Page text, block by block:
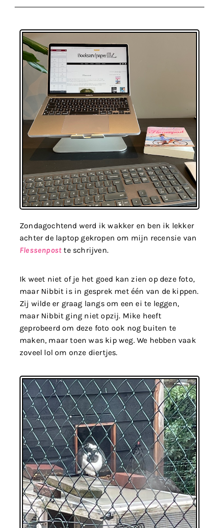
Zondagochtend werd ik wakker en ben ik lekker
achter de laptop gekropen om mijn recensie van
Flessenpost te schrijven.
Ik weet niet of je het goed kan zien op deze foto,
maar Nibbit is in gesprek met één van de kippen.
Zij wilde er graag langs om een ei te leggen,
maar Nibbit ging niet opzij. Mike heeft
geprobeerd om deze foto ook nog buiten te
maken, maar toen was kip weg. We hebben vaak
zoveel lol om onze diertjes.